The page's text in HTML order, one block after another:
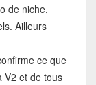
de niche,
Ailleurs
ce que
V2 et de tous